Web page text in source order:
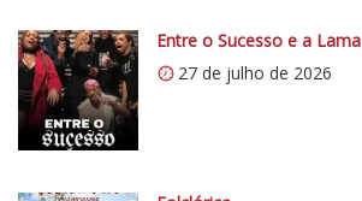
0
.
w
p
.
c
Entre o Sucesso e a Lama
27 de julho de 2026